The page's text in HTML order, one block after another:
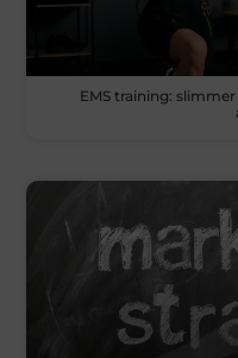
EMS training: